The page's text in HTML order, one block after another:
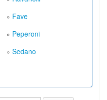
» Fave
» Peperoni
» Sedano